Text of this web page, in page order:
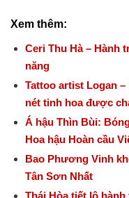
Xem thêm:
Ceri Thu Hà – Hành
năng
Tattoo artist Logan
nét tinh hoa được
Á hậu Thìn Bùi:
Hoa hậu Hoàn cầu
Bao Phương Vinh
Tân Sơn Nhất
Thái Hòa tiết lộ